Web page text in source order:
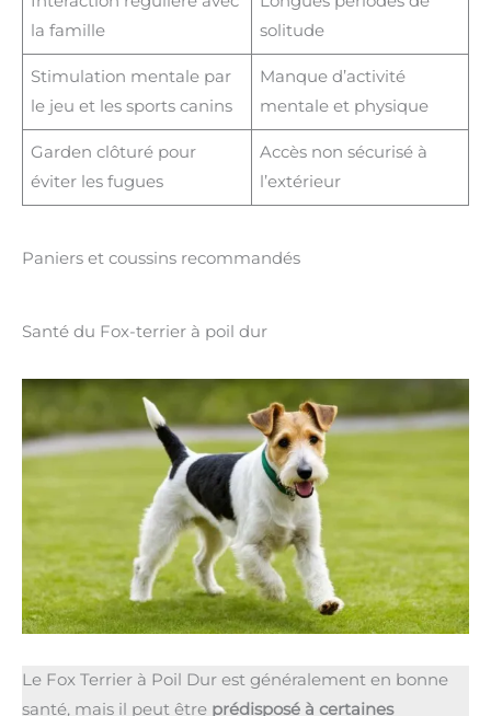
la famille
solitude
Stimulation mentale par
le jeu et les sports canins
Manque d’activité
mentale et physique
Garden clôturé pour
éviter les fugues
Accès non sécurisé à
l’extérieur
Paniers et coussins recommandés
Santé du Fox-terrier à poil dur
Le Fox Terrier à Poil Dur est généralement en bonne
santé, mais il peut être prédisposé à certaines